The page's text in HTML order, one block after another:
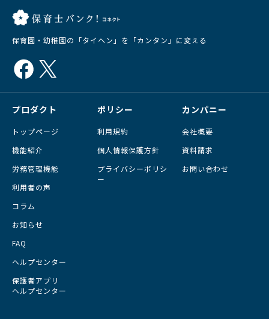
保育園・幼稚園の「タイヘン」を「カンタン」に変える
プロダクト
トップページ
機能紹介
労務管理機能
利用者の声
コラム
お知らせ
FAQ
ヘルプセンター
保護者アプリ
ヘルプセンター
ポリシー
利用規約
個人情報保護方針
プライバシーポリシ
ー
カンパニー
会社概要
資料請求
お問い合わせ